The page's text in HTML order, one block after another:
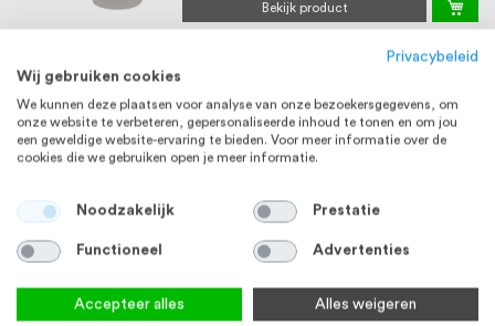
Bekijk product
Haceka Redefine Bekerhouder Dubbel, Mat
1-2 weken
€ 29,09
Privacybeleid
Wij gebruiken cookies
We kunnen deze plaatsen voor analyse van onze bezoekersgegevens, om
onze website te verbeteren, gepersonaliseerde inhoud te tonen en om jou
een geweldige website-ervaring te bieden. Voor meer informatie over de
cookies die we gebruiken open je meer informatie.
Noodzakelijk Prestatie
Functioneel Advertenties
Accepteer alles Alles weigeren